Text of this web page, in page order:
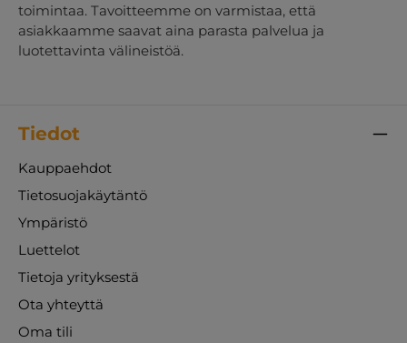
toimintaa. Tavoitteemme on varmistaa, että
asiakkaamme saavat aina parasta palvelua ja
luotettavinta välineistöä.
Tiedot
Kauppaehdot
Tietosuojakäytäntö
Ympäristö
Luettelot
Tietoja yrityksestä
Ota yhteyttä
Oma tili